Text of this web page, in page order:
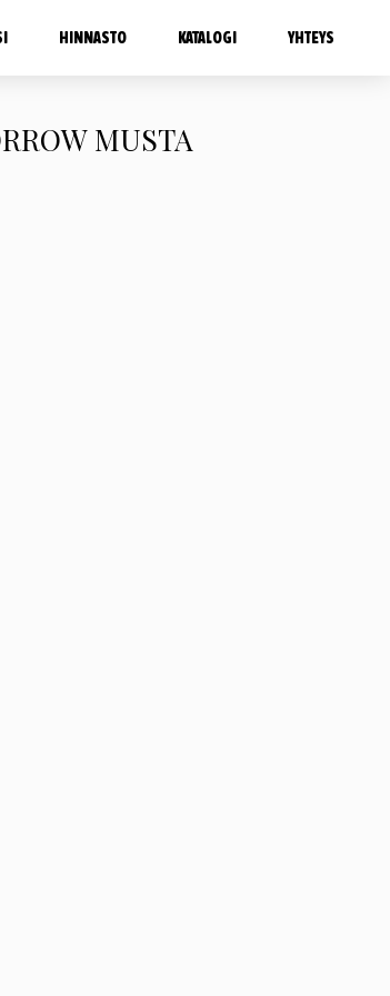
HINNASTO KATALOGI YHTEYS
MUSTA